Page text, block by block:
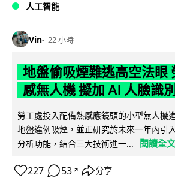
人工智能
Vin 22 小時
地盤偷吸煙難逃高空法眼
感無人機 擬加 AI 人臉識
勞工處投入配備熱感應鏡頭的小型無人機
地盤違例吸煙，並正研究於未來一年內引
分析功能，結合三大技術進一...
閱讀全文
227 53 ↗ 分享